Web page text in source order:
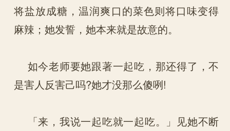
将盐放成糖，温润爽口的菜色则将口味变得
麻辣；她发誓，她本来就是故意的。
如今老师要她跟著一起吃，那还得了，不
是害人反害己吗?她才没那么傻咧!
「来，我说一起吃就一起吃。」见她不断